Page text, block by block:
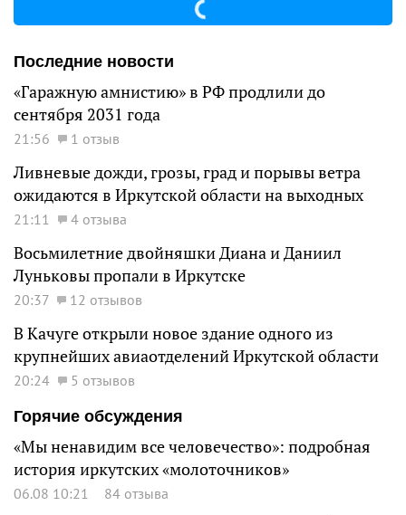
Последние новости
«Гаражную амнистию» в РФ продлили до
сентября 2031 года
21:56 1 отзыв
Ливневые дожди, грозы, град и порывы ветра
ожидаются в Иркутской области на выходных
21:11 4 отзыва
Восьмилетние двойняшки Диана и Даниил
Луньковы пропали в Иркутске
20:37 12 отзывов
В Качуге открыли новое здание одного из
крупнейших авиаотделений Иркутской области
20:24
5 отзывов
Горячие обсуждения
«Мы ненавидим все человечество»: подробная
история иркутских «молоточников»
06.08 10:21 84 отзыва